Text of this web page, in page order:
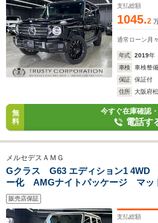
ター パワーシート
支払総額
1045.2
通常ローン 月々
年式 2019年
車検
車検整
保証
保証付
住所
大阪府
無
料
今すぐ在庫確認
電話す
メルセデスＡＭＧ
Gクラス G63 エディション1
ー化 AMGナイトパッケージ マッ
鍛造AW エディション1専用デカー
ナッパレザー AMGパフォーマンス
ボンインテリア
販売店保証
支払総額